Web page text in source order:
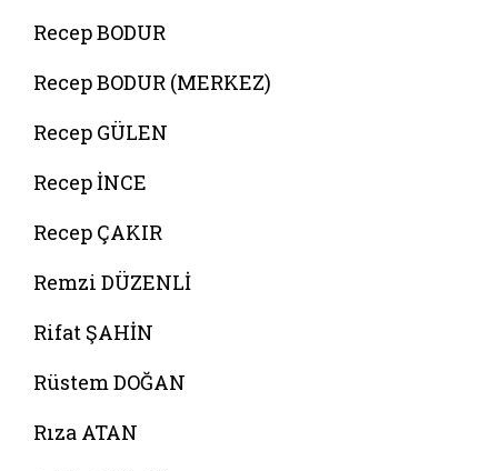
Recep BODUR
Recep BODUR (MERKEZ)
Recep GÜLEN
Recep İNCE
Recep ÇAKIR
Remzi DÜZENLİ
Rifat ŞAHİN
Rüstem DOĞAN
Rıza ATAN